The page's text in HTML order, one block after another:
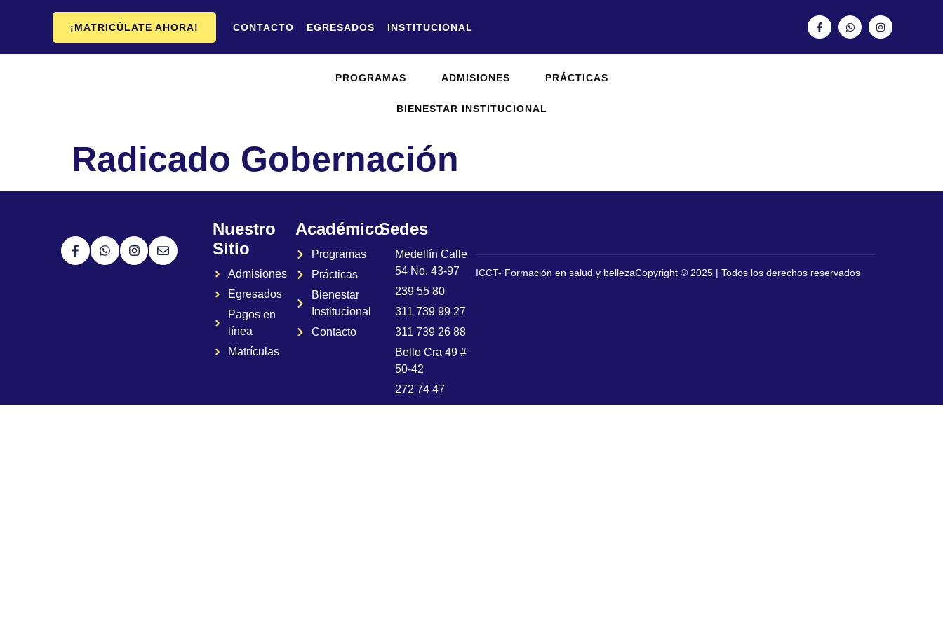
¡MATRICÚLATE AHORA! CONTACTO EGRESADOS INSTITUCIONAL
PROGRAMAS ADMISIONES PRÁCTICAS
BIENESTAR INSTITUCIONAL
Radicado Gobernación
Nuestro
Sitio
Admisiones
Egresados
Pagos en
línea
Matrículas
Académico
Programas
Prácticas
Bienestar
Institucional
Contacto
Sedes
Medellín Calle
54 No. 43-97
239 55 80
311 739 99 27
311 739 26 88
Bello Cra 49 #
50-42
272 74 47
ICCT- Formación en salud y bellezaCopyright © 2025 | Todos los derechos reservados